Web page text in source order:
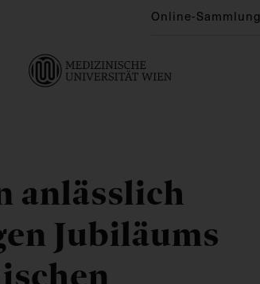
Online-Sammlung
anlässlich
Jubiläums